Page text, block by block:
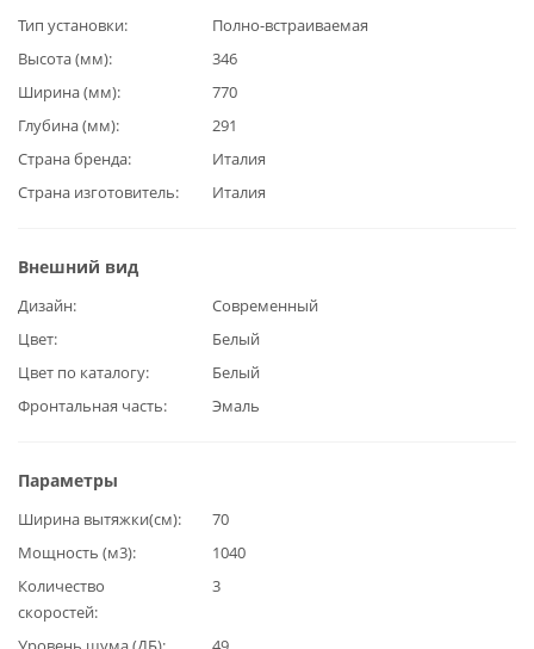
Тип установки
Полно-встраиваемая
Высота (мм)
346
Ширина (мм)
770
Глубина (мм)
291
Страна бренда
Италия
Страна изготовитель
Италия
Внешний вид
Дизайн
Современный
Цвет
Белый
Цвет по каталогу
Белый
Фронтальная часть
Эмаль
Параметры
Ширина вытяжки(см)
70
Мощность (м3)
1040
Количество
скоростей
3